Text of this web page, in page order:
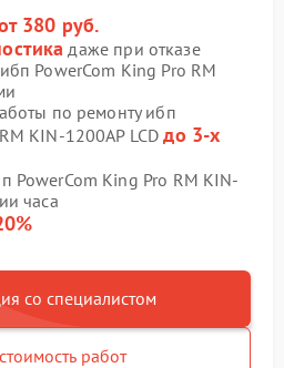
380 руб.
даже при отказе
PowerCom King Pro RM
по ремонту ибп
KIN-1200AP LCDдо 3-х
PowerCom King Pro RM KIN-
часа
со специалистом
работ